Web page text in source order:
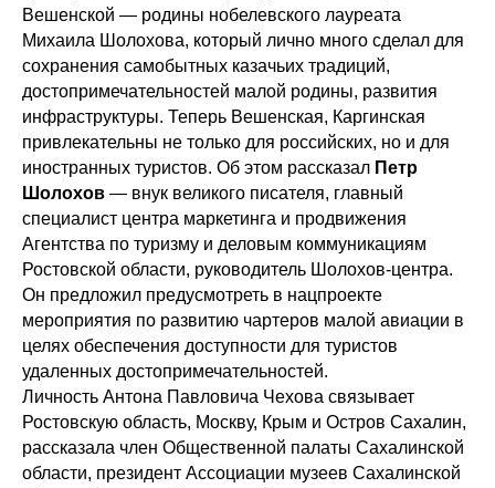
Вешенской — родины нобелевского лауреата
Михаила Шолохова, который лично много сделал для
сохранения самобытных казачьих традиций,
достопримечательностей малой родины, развития
инфраструктуры. Теперь Вешенская, Каргинская
привлекательны не только для российских, но и для
иностранных туристов. Об этом рассказал Петр
Шолохов — внук великого писателя, главный
специалист центра маркетинга и продвижения
Агентства по туризму и деловым коммуникациям
Ростовской области, руководитель Шолохов-центра.
Он предложил предусмотреть в нацпроекте
мероприятия по развитию чартеров малой авиации в
целях обеспечения доступности для туристов
удаленных достопримечательностей.
Личность Антона Павловича Чехова связывает
Ростовскую область, Москву, Крым и Остров Сахалин,
рассказала член Общественной палаты Сахалинской
области, президент Ассоциации музеев Сахалинской